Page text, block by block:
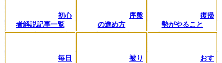
初心
者解説記事一覧
序盤
の進め方
復帰
勢がやること
毎日
被り
おす